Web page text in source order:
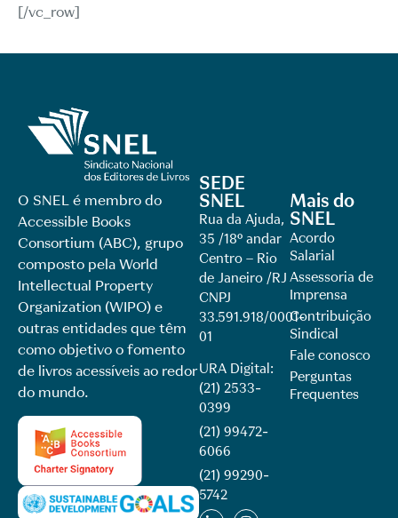
[/vc_row]
O SNEL é membro do
Accessible Books
Consortium (ABC), grupo
composto pela World
Intellectual Property
Organization (WIPO) e
outras entidades que têm
como objetivo o fomento
de livros acessíveis ao redor
do mundo.
SEDE
SNEL
Rua da Ajuda,
35 /18º andar
Centro – Rio
de Janeiro /RJ
CNPJ
33.591.918/0001-
01
URA Digital:
(21) 2533-
0399
(21) 99472-
6066
(21) 99290-
5742​
Mais do
SNEL
Acordo
Salarial
Assessoria de
Imprensa
Contribuição
Sindical
Fale conosco
Perguntas
Frequentes